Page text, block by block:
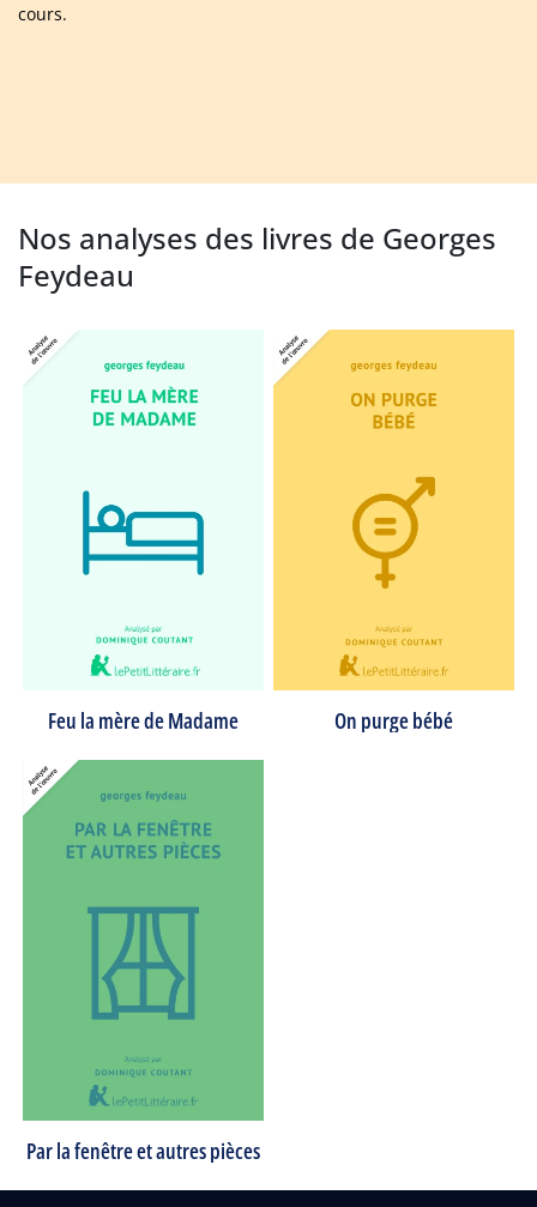
cours.
Nos analyses des livres de Georges
Feydeau
Feu la mère de Madame On purge bébé
Par la fenêtre et autres pièces